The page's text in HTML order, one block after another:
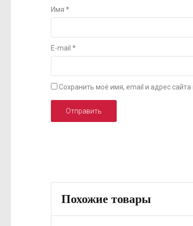
Имя *
E-mail *
Сохранить моё имя, email и адрес
Похожие товары